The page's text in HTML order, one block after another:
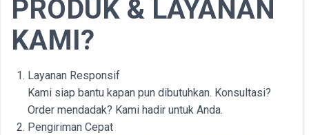
PRODUK & LAYANAN
KAMI?
Layanan Responsif
Kami siap bantu kapan pun dibutuhkan. Konsultasi?
Order mendadak? Kami hadir untuk Anda.
Pengiriman Cepat